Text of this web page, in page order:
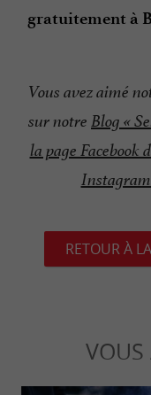
gratuitement à
Vous avez aimé
sur notre Blog «
la page Facebook
RETOUR À
VOUS